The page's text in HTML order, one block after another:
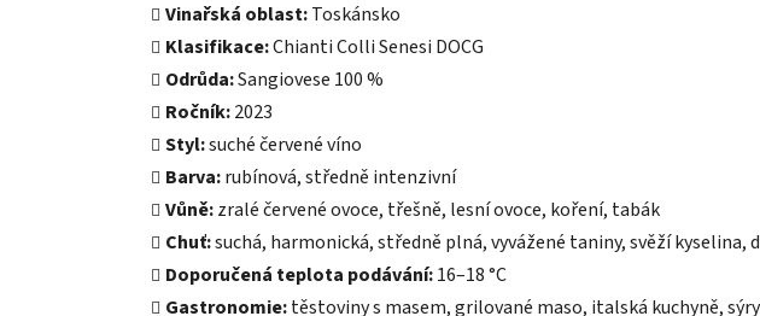
Vinařská oblast:Toskánsko
Klasifikace:Chianti Colli Senesi DOCG
Odrůda:Sangiovese 100 %
Ročník:2023
Styl:suché červené víno
Barva:rubínová, středně intenzivní
Vůně:zralé červené ovoce, třešně, lesní ovoce, koření, tabák
Chuť:suchá, harmonická, středně plná, vyvážené taniny, svěží kyselina,
Doporučená teplota podávání:16–18 °C
Gastronomie:těstoviny s masem, grilované maso, italská kuchyně, sýry